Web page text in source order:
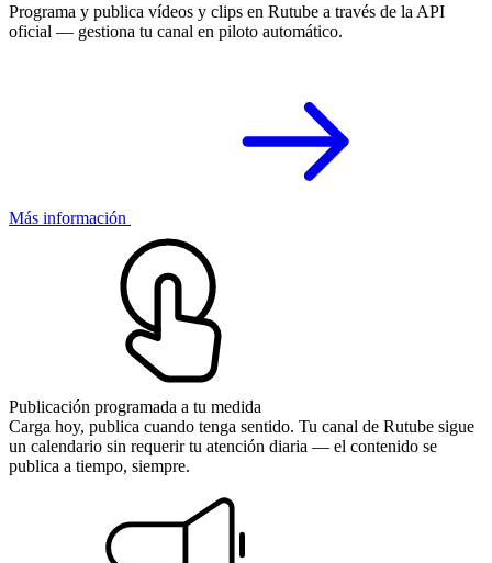
Programa y publica vídeos y clips en Rutube a través de la API
oficial — gestiona tu canal en piloto automático.
Más información
Publicación programada a tu medida
Carga hoy, publica cuando tenga sentido. Tu canal de Rutube sigue
un calendario sin requerir tu atención diaria — el contenido se
publica a tiempo, siempre.